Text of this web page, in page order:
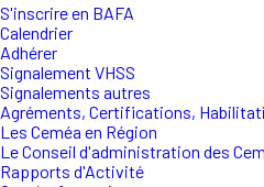
S'inscrire en BAFA
Calendrier
Adhérer
Signalement VHSS
Signalements autres
Agréments, Certifications,
Les Ceméa en Région
Le Conseil d'administration des
Rapports d'Activité